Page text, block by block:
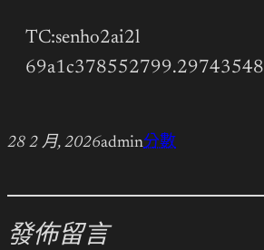
TC:senho2ai2l
69a1c378552799.29743548
28 2 月, 2026admin分數
發佈留言